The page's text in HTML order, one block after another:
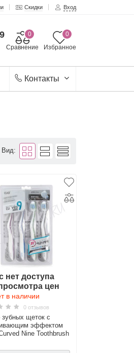
Скидки Вход
Избранное
0
Сравнение
0
Контакты
Вид:
нет доступа
цен
в наличии
0 отзывов
зубных щеток с
эффектом
Nine Toothbrush